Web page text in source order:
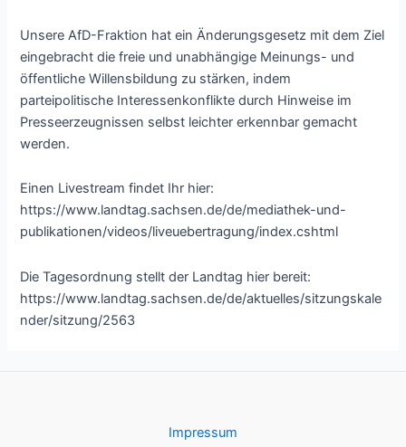
Unsere AfD-Fraktion hat ein Änderungsgesetz mit dem Ziel
eingebracht die freie und unabhängige Meinungs- und
öffentliche Willensbildung zu stärken, indem
parteipolitische Interessenkonflikte durch Hinweise im
Presseerzeugnissen selbst leichter erkennbar gemacht
werden.
Einen Livestream findet Ihr hier:
https://www.landtag.sachsen.de/de/mediathek-und-
publikationen/videos/liveuebertragung/index.cshtml
Die Tagesordnung stellt der Landtag hier bereit:
https://www.landtag.sachsen.de/de/aktuelles/sitzungskale
nder/sitzung/2563
Impressum